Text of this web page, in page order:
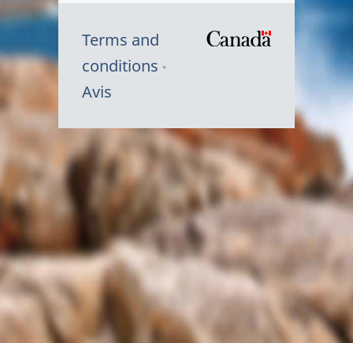
Terms and
conditions
Avis
Symbole
du
Canada